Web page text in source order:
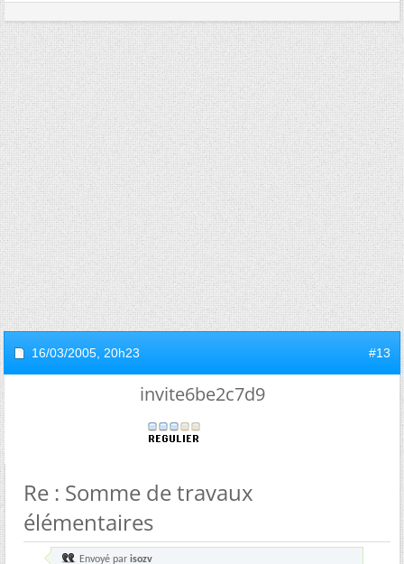
16/03/2005, 20h23 #13
invite6be2c7d9
Re : Somme de travaux
élémentaires
Envoyé par isozv